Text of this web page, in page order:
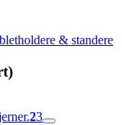
& standere
23